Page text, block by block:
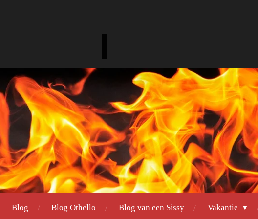
Blog Blog Othello Blog van een Sissy Vakantie